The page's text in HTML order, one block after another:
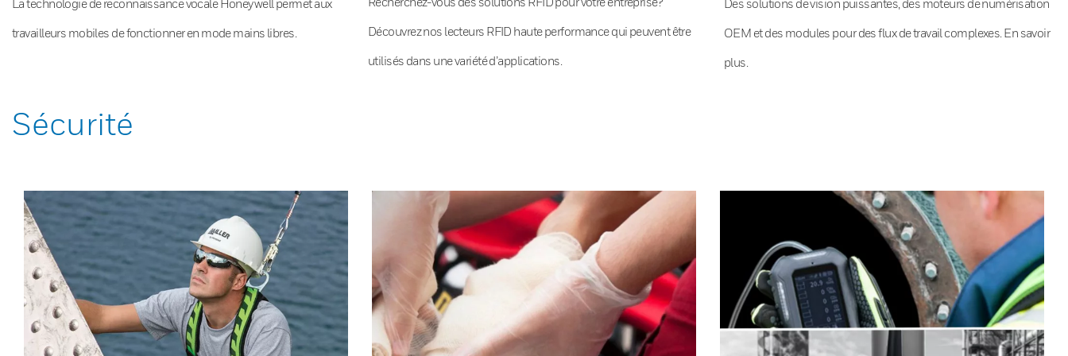
La technologie de reconnaissance vocale Honeywell permet aux
travailleurs mobiles de fonctionner en mode mains libres. Découvrez nos lecteurs RFID haute performance qui peuvent être
utilisés dans une variété d’applications.
Des solutions de vision puissantes, des moteurs de numérisation
OEM et des modules pour des flux de travail complexes. En savoir
plus.
Sécurité